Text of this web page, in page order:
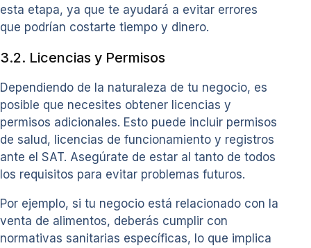
esta etapa, ya que te ayudará a evitar errores
que podrían costarte tiempo y dinero.
3.2. Licencias y Permisos
Dependiendo de la naturaleza de tu negocio, es
posible que necesites obtener licencias y
permisos adicionales. Esto puede incluir permisos
de salud, licencias de funcionamiento y registros
ante el SAT. Asegúrate de estar al tanto de todos
los requisitos para evitar problemas futuros.
Por ejemplo, si tu negocio está relacionado con la
venta de alimentos, deberás cumplir con
normativas sanitarias específicas, lo que implica